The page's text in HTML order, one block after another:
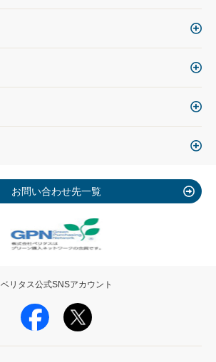
お問い合わせ先一覧
ベリタス公式SNSアカウント